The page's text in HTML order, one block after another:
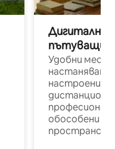
Дигитални
пътуващи
Удобни
настаняване
настроени и
обособени